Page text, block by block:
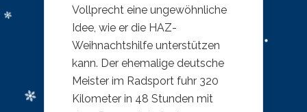
Vollprecht eine ungewöhnliche
Idee, wie er die HAZ-
Weihnachtshilfe unterstützen
kann. Der ehemalige deutsche
Meister im Radsport fuhr 320
Kilometer in 48 Stunden mit